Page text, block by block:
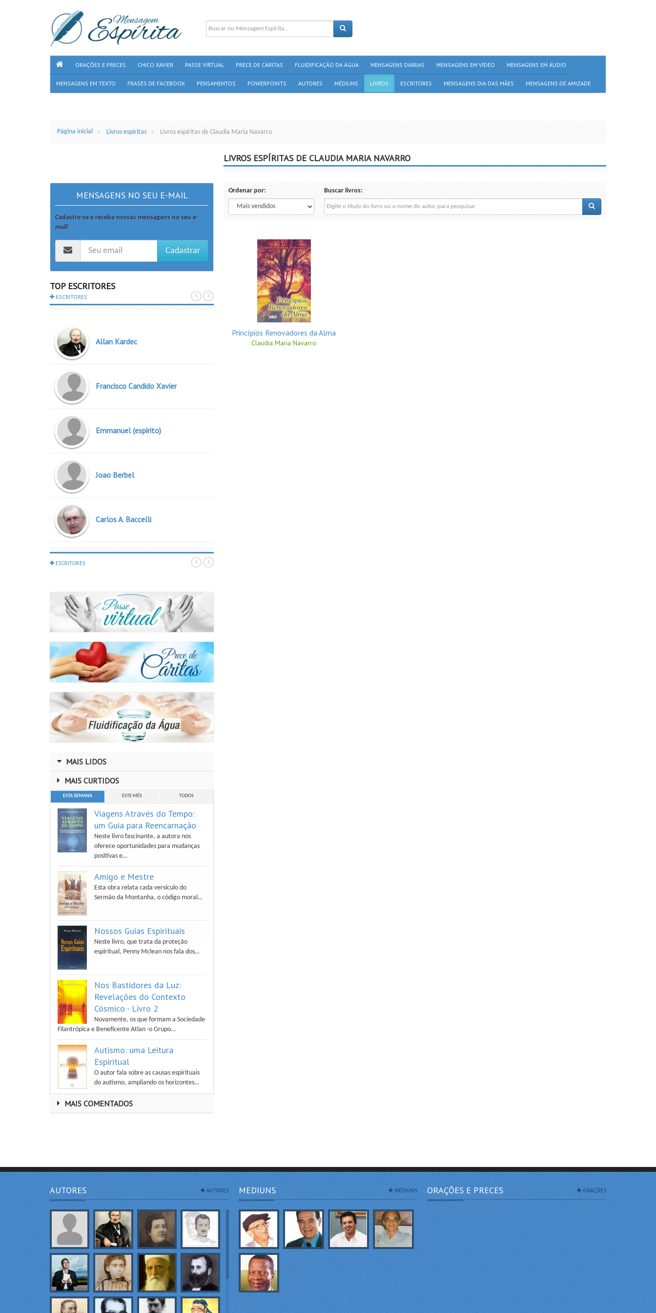
ORAÇÕES E PRECES CHICO XAVIER PASSE VIRTUAL PRECE DE CÁRITAS FLUIDIFICAÇÃO DA ÁGUA MENSAGENS DIÁRIAS MENSAGENS EM VÍDEO MENSAGENS EM ÁUDIO
MENSAGENS EM TEXTO FRASES DE FACEBOOK PENSAMENTOS POWERPOINTS AUTORES MÉDIUNS LIVROS ESCRITORES MENSAGENS DIA DAS MÃES MENSAGENS DE AMIZADE
Página inicial Livros espíritas Livros espíritas de Claudia Maria Navarro
LIVROS ESPÍRITAS DE CLAUDIA MARIA NAVARRO
Ordenar por: Buscar livros:
Princípios Renovadores da Alma
Claudia Maria Navarro
MENSAGENS NO SEU E-MAIL
Cadastre-se e receba nossas mensagens no seu e-
mail!
Cadastrar
TOP ESCRITORES
ESCRITORES
Allan Kardec
Francisco Candido Xavier
Emmanuel (espirito)
Joao Berbel
Carlos A. Baccelli
Roque Jacintho
Joao Nunes Maia
Luiz Antonio Gasparetto
Vera Lucia Marinzeck De Carvalho
ESCRITORES
MAIS LIDOS
MAIS CURTIDOS
ESTA SEMANA ESTE MÊS TODOS
Viagens Através do Tempo:
um Guia para Reencarnação
Neste livro fascinante, a autora nos
oferece oportunidades para mudanças
positivas e…
Amigo e Mestre
Esta obra relata cada versículo do
Sermão da Montanha, o código moral…
Nossos Guias Espirituais
Neste livro, que trata da proteção
espiritual, Penny Mclean nos fala dos…
Nos Bastidores da Luz:
Revelações do Contexto
Cósmico - Livro 2
Novamente, os que formam a Sociedade
Filantrópica e Beneficente Atlan -o Grupo…
Autismo: uma Leitura
Espiritual
O autor fala sobre as causas espirituais
do autismo, ampliando os horizontes…
MAIS COMENTADOS
AUTORES AUTORES MEDIUNS MÉDIUNS ORAÇÕES E PRECES ORAÇÕES